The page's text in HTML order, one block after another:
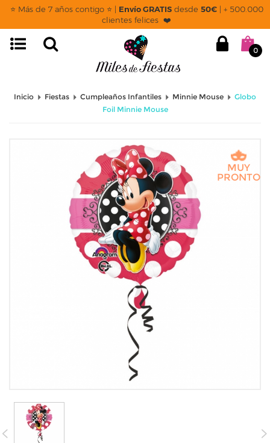
⭐ Más de 7 años contigo ⭐ | Envío GRATISdesde 50€| + 500.000
clientes felices ❤️
0
Inicio Fiestas Cumpleaños Infantiles Minnie Mouse
Globo
Foil Minnie Mouse
MUY
PRONTO